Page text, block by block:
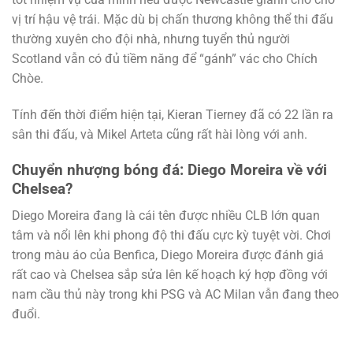
vị trí hậu vệ trái. Mặc dù bị chấn thương không thể thi đấu
thường xuyên cho đội nhà, nhưng tuyển thủ người
Scotland vẫn có đủ tiềm năng để “gánh” vác cho Chích
Chòe.
Tính đến thời điểm hiện tại, Kieran Tierney đã có 22 lần ra
sân thi đấu, và Mikel Arteta cũng rất hài lòng với anh.
Chuyển nhượng bóng đá: Diego Moreira về với
Chelsea?
Diego Moreira đang là cái tên được nhiều CLB lớn quan
tâm và nổi lên khi phong độ thi đấu cực kỳ tuyệt vời. Chơi
trong màu áo của Benfica, Diego Moreira được đánh giá
rất cao và Chelsea sắp sửa lên kế hoạch ký hợp đồng với
nam cầu thủ này trong khi PSG và AC Milan vẫn đang theo
đuổi.